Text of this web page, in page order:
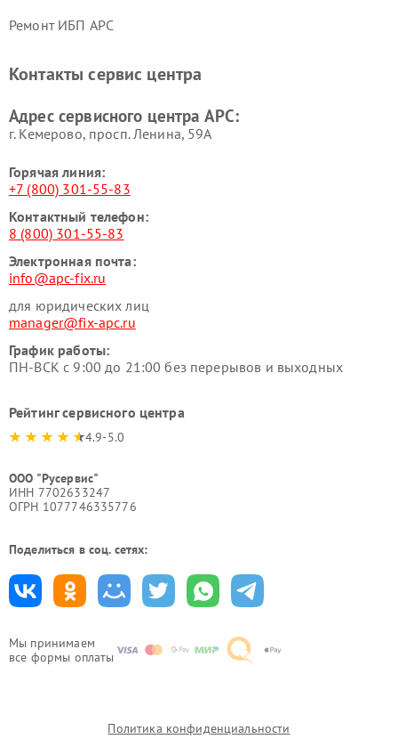
Мы принимаем
все формы оплаты
Ремонт ИБП APC
Контакты сервис центра
Адрес сервисного центра APC:
г. Кемерово, просп. Ленина, 59А
Горячая линия:
+7 (800) 301-55-83
Контактный телефон:
8 (800) 301-55-83
Электронная почта:
info@apc-fix.ru
для юридических лиц
manager@fix-apc.ru
График работы:
ПН-ВСК с 9:00 до 21:00 без перерывов и выходных
Рейтинг сервисного центра
4.9-5.0
ООО "Русервис"
ИНН 7702633247
ОГРН 1077746335776
Поделиться в соц. сетях:
Политика конфиденциальности